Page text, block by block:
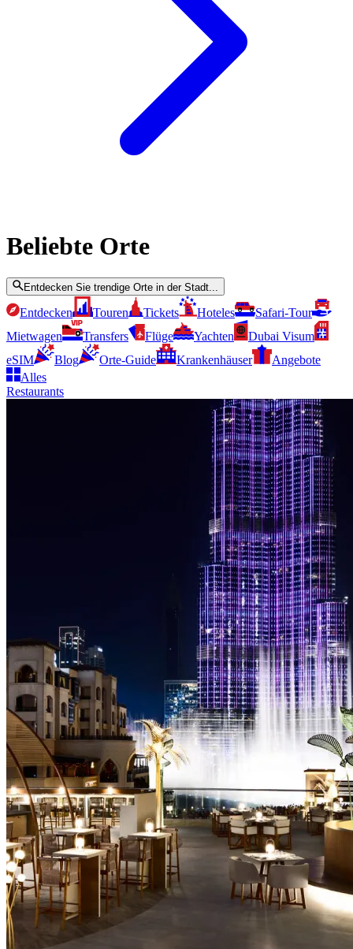
Beliebte Orte
Entdecken Sie trendige Orte in der Stadt...
Entdecken Touren Tickets Hoteles
Safari-Tour
Mietwagen
Transfers Flüge Yachten
Dubai Visum
eSIM
Blog Orte-Guide Krankenhäuser
Angebote
Alles
Restaurants